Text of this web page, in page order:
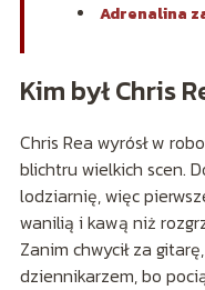
Adrenalina
Kim był Chris
Chris Rea wyrósł w
blichtru wielkich scen.
lodziarnię, więc
wanilią i kawą niż
Zanim chwycił za
dziennikarzem, bo